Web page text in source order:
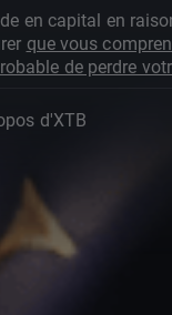
en capital en
que vous
de perdre
d'XTB